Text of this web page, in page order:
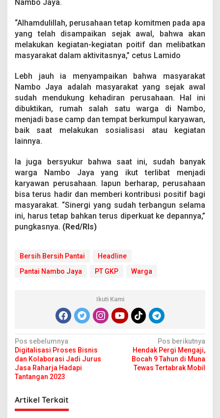
Nambo Jaya.
“Alhamdulillah, perusahaan tetap komitmen pada apa
yang telah disampaikan sejak awal, bahwa akan
melakukan kegiatan-kegiatan poitif dan melibatkan
masyarakat dalam aktivitasnya,” cetus Lamido
Lebh jauh ia menyampaikan bahwa masyarakat
Nambo Jaya adalah masyarakat yang sejak awal
sudah mendukung kehadiran perusahaan. Hal ini
dibuktikan, rumah salah satu warga di Nambo,
menjadi base camp dan tempat berkumpul karyawan,
baik saat melakukan sosialisasi atau kegiatan
lainnya.
Ia juga bersyukur bahwa saat ini, sudah banyak
warga Nambo Jaya yang ikut terlibat menjadi
karyawan perusahaan. Iapun berharap, perusahaan
bisa terus hadir dan memberi kontribusi positif bagi
masyarakat. “Sinergi yang sudah terbangun selama
ini, harus tetap bahkan terus diperkuat ke depannya,”
pungkasnya. (Red/Rls)
Bersih Bersih Pantai
Headline
Pantai Nambo Jaya
PT GKP Warga
Ikuti Kami
N
a
v
g
a
Pos sebelumnya
Digitalisasi Proses Bisnis
dan Kolaborasi Jadi Jurus
Jasa Raharja Hadapi
Tantangan 2023
Pos berikutnya
Hendak Pergi Mengaji,
Bocah 9 Tahun di Muna
Tewas Tertabrak Mobil
Artikel Terkait